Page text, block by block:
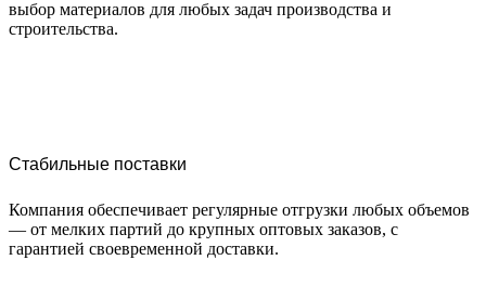
выбор материалов для любых задач производства и
строительства.
Стабильные поставки
Компания обеспечивает регулярные отгрузки любых объемов
— от мелких партий до крупных оптовых заказов, с
гарантией своевременной доставки.